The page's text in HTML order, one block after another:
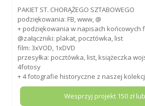
PAKIET ST. CHORĄŻEGO SZTABOWEGO
podziękowania: FB, www, @
+ podziękowania w napisach końcowych
@załączniki: plakat, pocztówka, list
film: 3xVOD, 1xDVD
przesyłka: pocztówka, list, książeczka
4fotosy
+ 4 fotografie historyczne z naszej
Wesprzyj projekt 150zł